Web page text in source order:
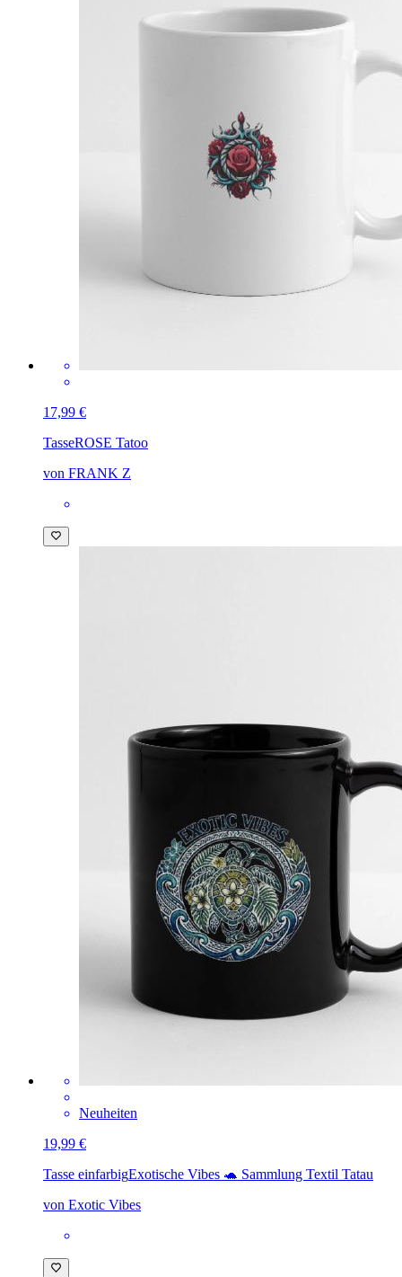
17,99 €
TasseROSE Tatoo
von FRANK Z
Neuheiten
19,99 €
Tasse einfarbigExotische Vibes 🐢 Sammlung Textil Tatau
von Exotic Vibes